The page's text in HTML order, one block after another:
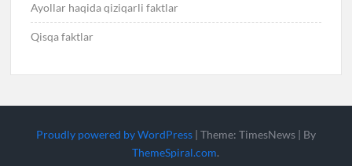
Ayollar haqida qiziqarli faktlar
Qisqa faktlar
Proudly powered by WordPress | Theme: TimesNews | By
ThemeSpiral.com.